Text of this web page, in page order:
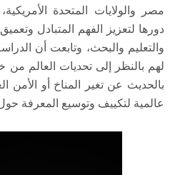
مصر والولايات المتحدة
دورها لتعزيز الفهم المتبادل
والتعليم والبحث، وتابعت أن
لهم بالنظر إلى تحديات العالم من
بالحديث عن تغير المناخ أو الأمن
عالمية لتكييف وتوسيع المعرفة حول